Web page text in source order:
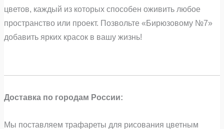
цветов, каждый из которых способен оживить любое
пространство или проект. Позвольте «Бирюзовому №7»
добавить ярких красок в вашу жизнь!
Доставка по городам России:
Мы поставляем трафареты для рисования цветным